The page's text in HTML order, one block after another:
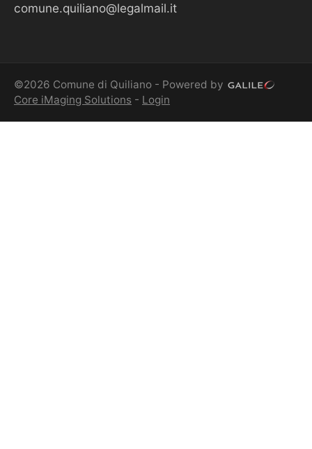
comune.quiliano@legalmail.it
©2026 Comune di Quiliano - Powered by
Core iMaging Solutions - Login